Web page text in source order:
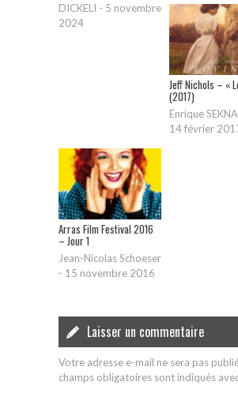
DICKELI - 5 novembre
2024
Jeff Nichols – «
(2017)
Enrique
14 février
Arras Film Festival 2016
– Jour 1
Jean-Nicolas Schoeser
- 15 novembre 2016
Laisser un commentaire
Votre adresse e-mail ne sera pas
champs obligatoires sont indiqués